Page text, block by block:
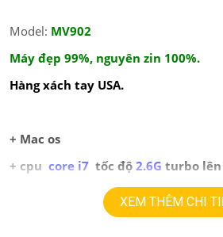
Model: MV902
Máy đẹp 99%, nguyên zin 100%.
Hàng xách tay USA.
+ Mac os
+ cpu core i7 tốc độ 2.6G turbo lên
XEM THÊM CHI